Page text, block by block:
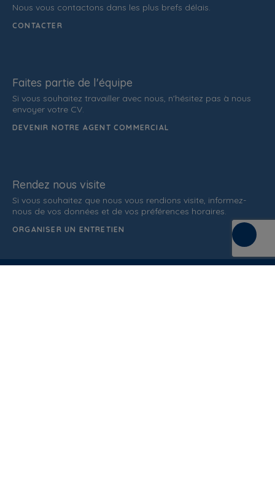
Nous vous contactons dans les plus brefs délais.
CONTACTER
Faites partie de l'équipe
Si vous souhaitez travailler avec nous, n'hésitez pas à nous
envoyer votre CV.
DEVENIR NOTRE AGENT COMMERCIAL
Rendez nous visite
Si vous souhaitez que nous vous rendions visite, informez-
nous de vos données et de vos préférences horaires.
ORGANISER UN ENTRETIEN